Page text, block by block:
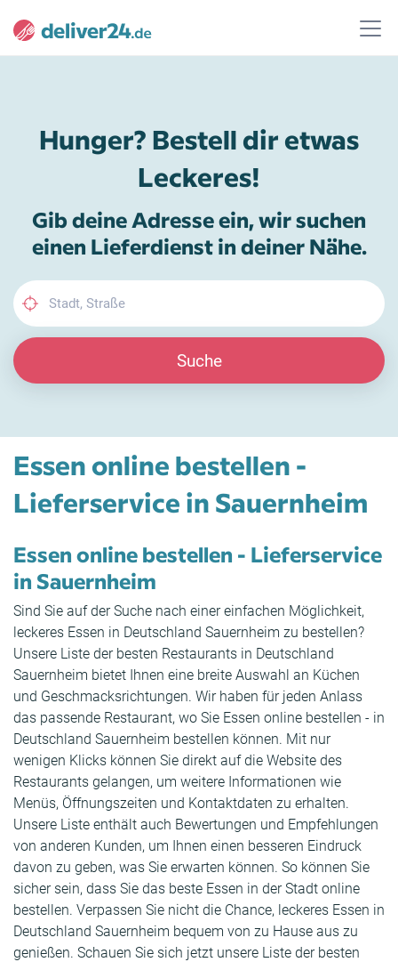
Hunger? Bestell dir etwas
Leckeres!
Gib deine Adresse ein, wir suchen
einen Lieferdienst in deiner Nähe.
Suche
Essen online bestellen -
Lieferservice in Sauernheim
Essen online bestellen - Lieferservice
in Sauernheim
Sind Sie auf der Suche nach einer einfachen Möglichkeit,
leckeres Essen in Deutschland Sauernheim zu bestellen?
Unsere Liste der besten Restaurants in Deutschland
Sauernheim bietet Ihnen eine breite Auswahl an Küchen
und Geschmacksrichtungen. Wir haben für jeden Anlass
das passende Restaurant, wo Sie Essen online bestellen - in
Deutschland Sauernheim bestellen können. Mit nur
wenigen Klicks können Sie direkt auf die Website des
Restaurants gelangen, um weitere Informationen wie
Menüs, Öffnungszeiten und Kontaktdaten zu erhalten.
Unsere Liste enthält auch Bewertungen und Empfehlungen
von anderen Kunden, um Ihnen einen besseren Eindruck
davon zu geben, was Sie erwarten können. So können Sie
sicher sein, dass Sie das beste Essen in der Stadt online
bestellen. Verpassen Sie nicht die Chance, leckeres Essen in
Deutschland Sauernheim bequem von zu Hause aus zu
genießen. Schauen Sie sich jetzt unsere Liste der besten